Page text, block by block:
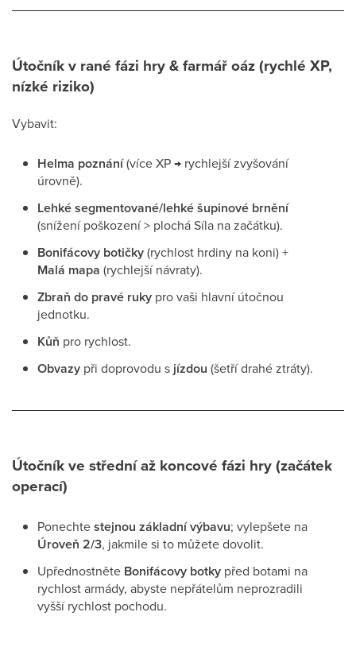
Útočník v rané fázi hry & farmář oáz (rychlé XP,
nízké riziko)
Vybavit:
Helma poznání(více XP → rychlejší zvyšování
úrovně).
Lehké segmentované/lehké šupinové brnění
(snížení poškození > plochá Síla na začátku).
Bonifácovy botičky(rychlost hrdiny na koni) +
Malá mapa (rychlejší návraty).
Zbraň do pravé ruky pro vaši hlavní útočnou
jednotku.
Kůň pro rychlost.
Obvazy při doprovodu s jízdou (šetří drahé ztráty).
Útočník ve střední až koncové fázi hry (začátek
operací)
Ponechtestejnou základní výbavu; vylepšete na
Úroveň 2/3, jakmile si to můžete dovolit.
Upřednostněte Bonifácovy botky před botami na
rychlost armády, abyste nepřátelům neprozradili
vyšší rychlost pochodu.